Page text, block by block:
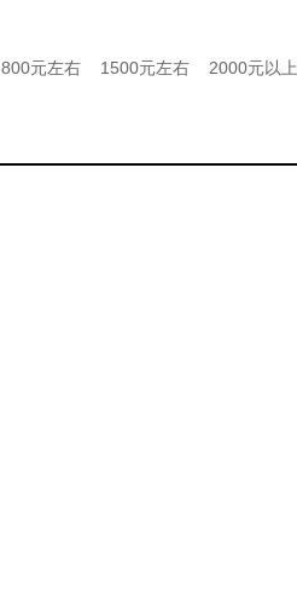
800元左右 1500元左右 2000元以上